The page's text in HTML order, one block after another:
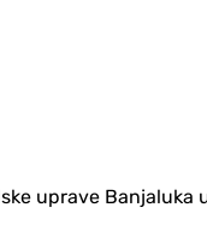
uprave